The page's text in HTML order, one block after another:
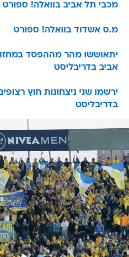
מכבי תל אביב בוואלה! ספורט
מ.ס אשדוד בוואלה! ספורט
יתאוששו מהר מההפסד
אביב בדריבליסט
ירשמו שני ניצחונות חוץ
בדריבליסט